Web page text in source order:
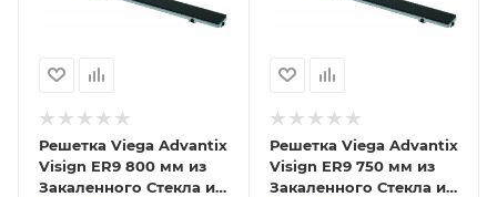
Решетка Viega Advantix
Visign ER9 800 мм из
Закаленного Стекла и
Решетка Viega Advantix
Visign ER9 750 мм из
Закаленного Стекла и